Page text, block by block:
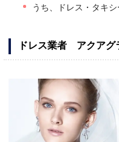
うち、ドレス・タキ
ドレス業者 アクアグ